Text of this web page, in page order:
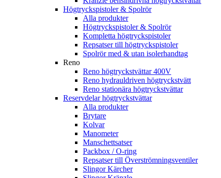
Högtryckspistoler & Spolrör
Alla produkter
Högtryckspistoler & Spolrör
Kompletta högtryckspistoler
Repsatser till högtryckspistoler
Spolrör med & utan isolerhandtag
Reno
Reno högtryckstvättar 400V
Reno hydrauldriven högtryckstvätt
Reno stationära högtryckstvättar
Reservdelar högtryckstvättar
Alla produkter
Brytare
Kolvar
Manometer
Manschettsatser
Packbox / O-ring
Repsatser till Överströmningsventiler
Slingor Kärcher